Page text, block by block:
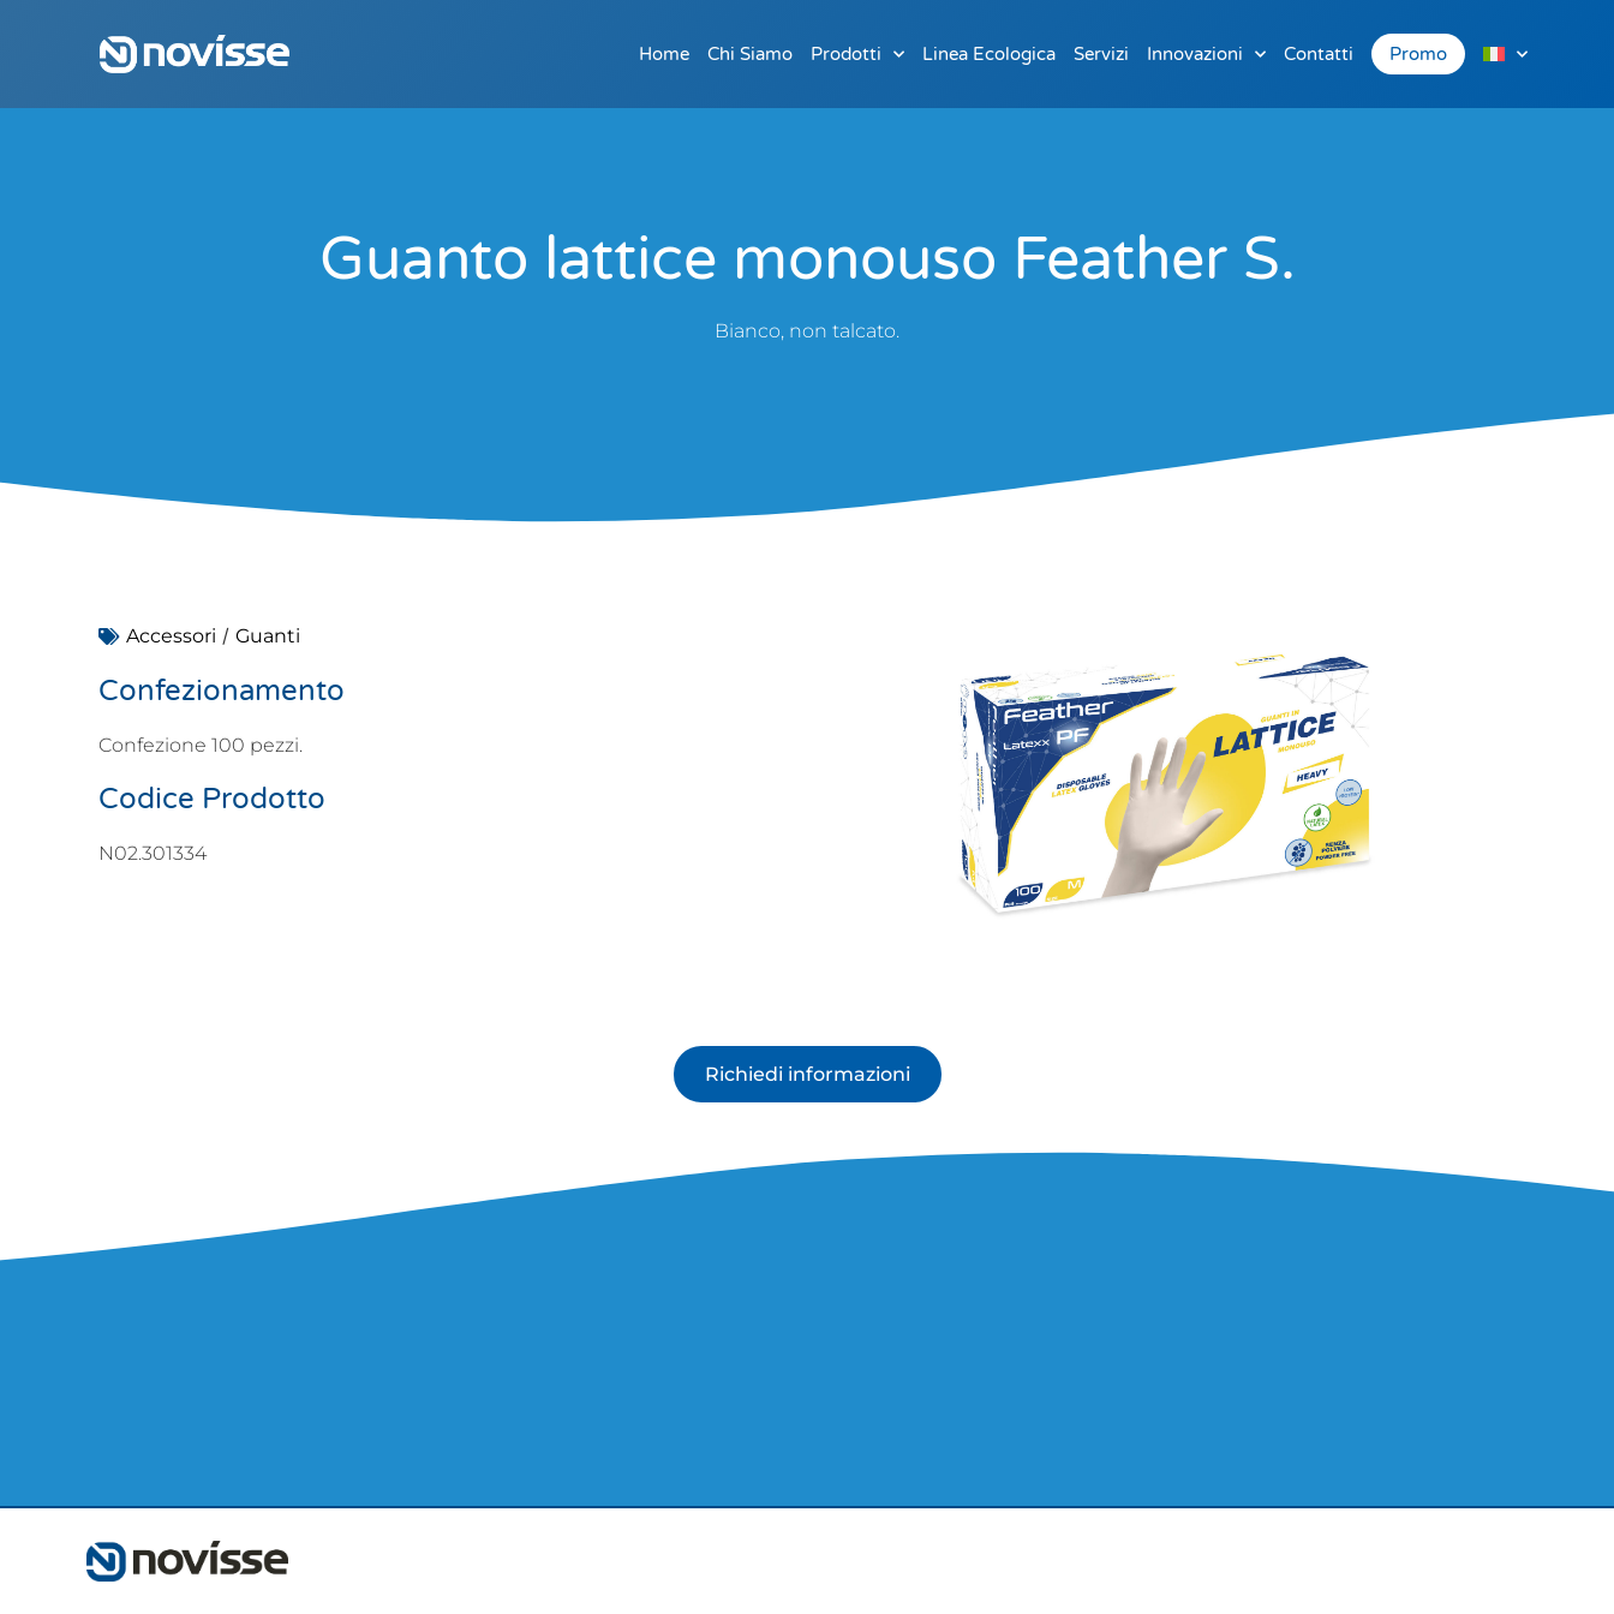
Home Chi Siamo Prodotti Linea Ecologica Servizi Innovazioni Contatti Promo
Guanto lattice monouso Feather S.
Bianco, non talcato.
Accessori / Guanti
Confezionamento
Confezione 100 pezzi.
Codice Prodotto
N02.301334
Richiedi informazioni